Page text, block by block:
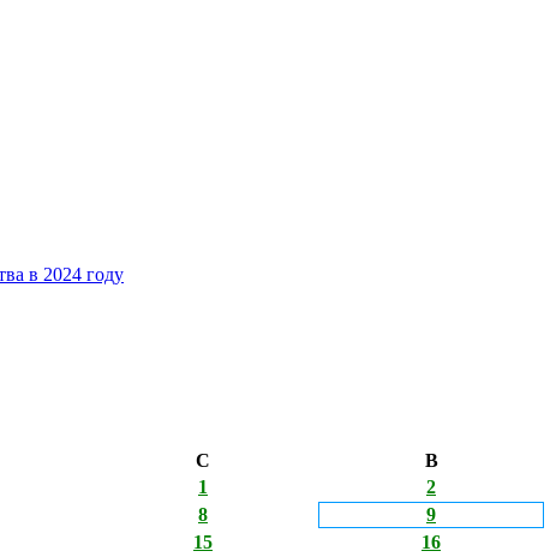
в 2024 году
С
В
1
2
8
9
15 16